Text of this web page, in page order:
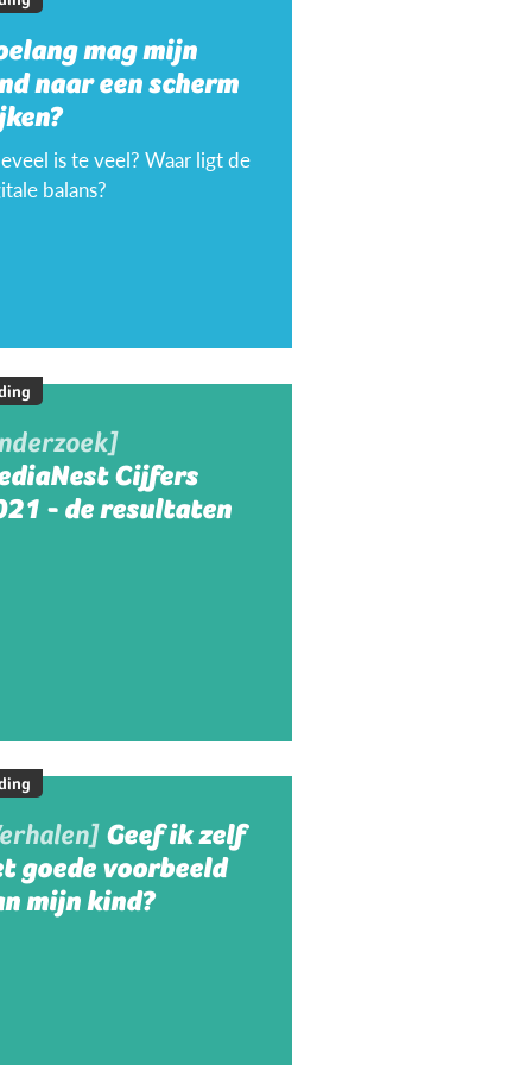
mag mijn
naar een scherm
is te veel? Waar ligt de
balans?
Cijfers
- de resultaten
Geef ik zelf
goede voorbeeld
mijn kind?